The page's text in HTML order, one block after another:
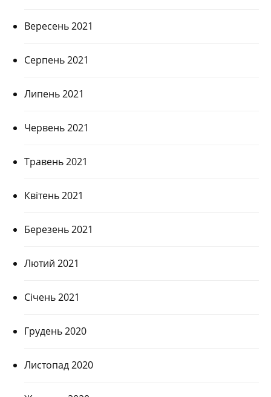
Вересень 2021
Серпень 2021
Липень 2021
Червень 2021
Травень 2021
Квітень 2021
Березень 2021
Лютий 2021
Січень 2021
Грудень 2020
Листопад 2020